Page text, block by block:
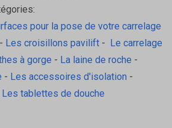
pour la pose de votre carrelage
- Les croisillons pavilift- Le carrelage
à gorge - La laine de roche -
- Les accessoires d'isolation -
Les tablettes de douche